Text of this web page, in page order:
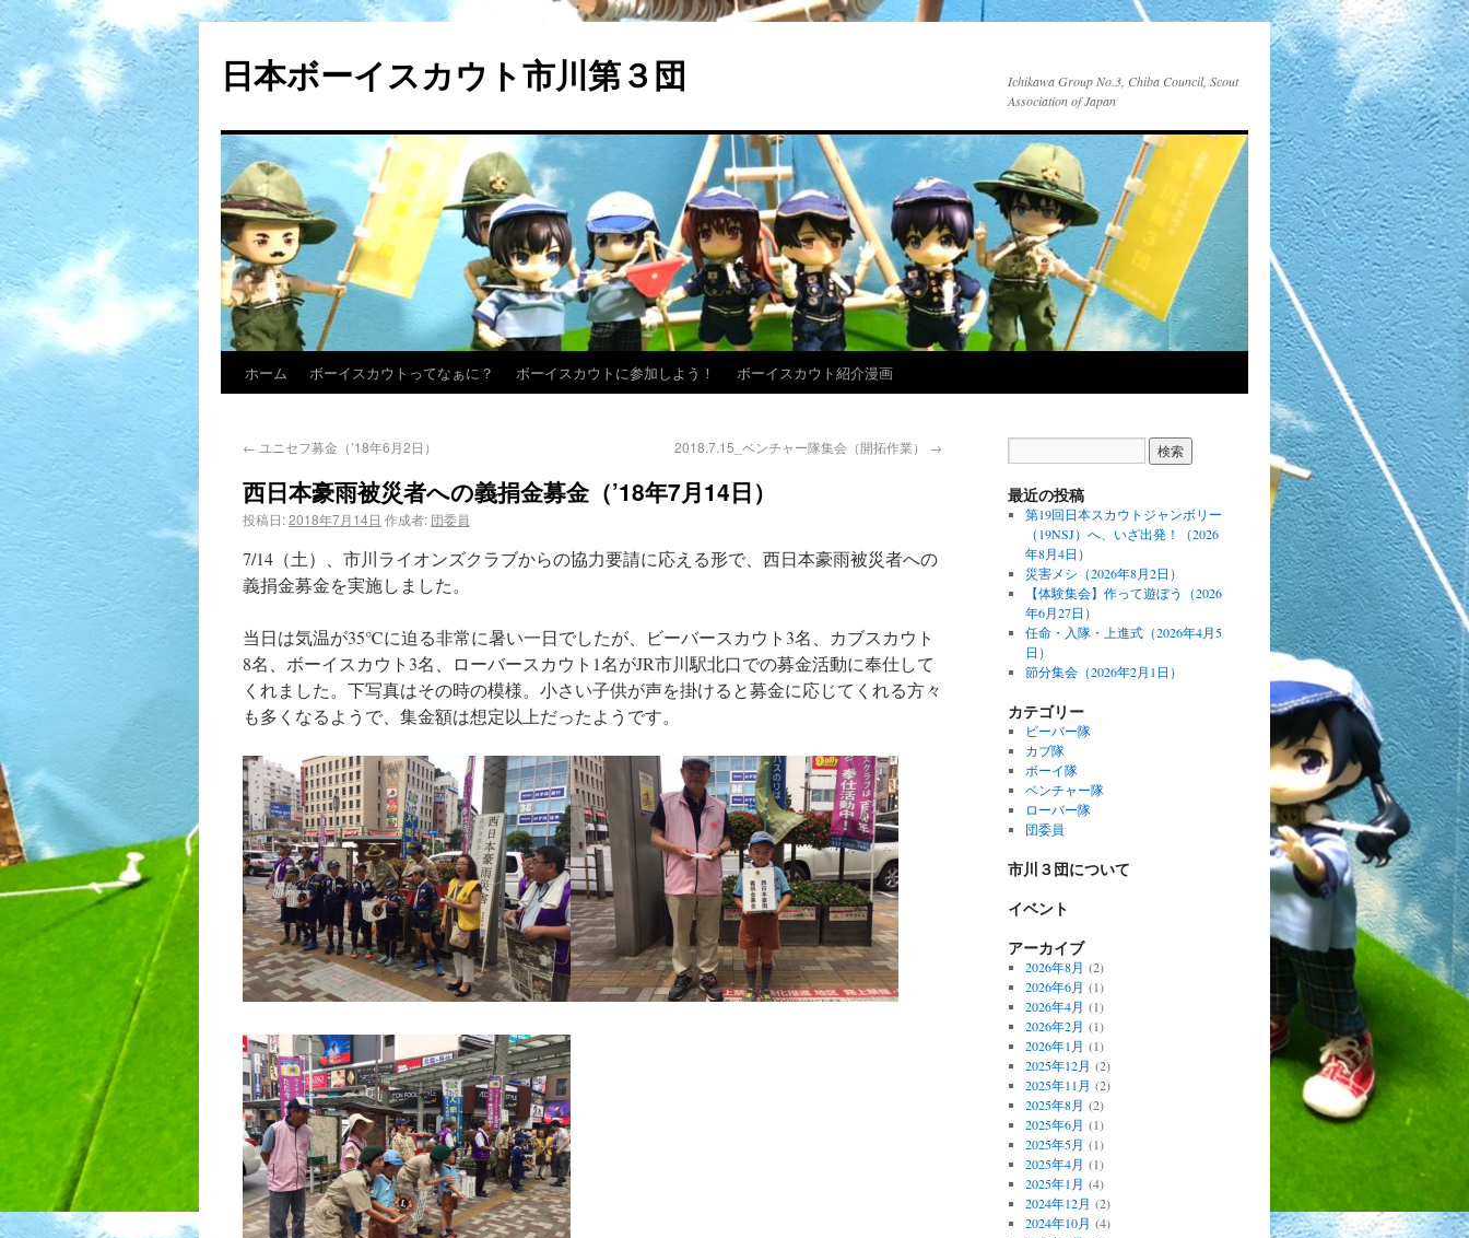
日本ボーイスカウト市川第３団
Ichikawa Group No.3, Chiba Council, Scout
Association of Japan
ホーム ボーイスカウトってなぁに？ ボーイスカウトに参加しよう！ ボーイスカウト紹介漫画
← ユニセフ募金（’18年6月2日） 2018.7.15_ベンチャー隊集会（開拓作業） →
西日本豪雨被災者への義捐金募金（’18年7月14日）
投稿日:2018年7月14日 作成者: 団委員
7/14（土）、市川ライオンズクラブからの協力要請に応える形で、西日本豪雨被災者への
義捐金募金を実施しました。
当日は気温が35℃に迫る非常に暑い一日でしたが、ビーバースカウト3名、カブスカウト
8名、ボーイスカウト3名、ローバースカウト1名がJR市川駅北口での募金活動に奉仕して
くれました。下写真はその時の模様。小さい子供が声を掛けると募金に応じてくれる方々
も多くなるようで、集金額は想定以上だったようです。
最近の投稿
第19回日本スカウトジャンボリー
（19NSJ）へ、いざ出発！（2026
年8月4日）
災害メシ（2026年8月2日）
【体験集会】作って遊ぼう（2026
年6月27日）
任命・入隊・上進式（2026年4月5
日）
節分集会（2026年2月1日）
カテゴリー
ビーバー隊
カブ隊
ボーイ隊
ベンチャー隊
ローバー隊
団委員
市川３団について
イベント
アーカイブ
2026年8月 (2)
2026年6月 (1)
2026年4月 (1)
2026年2月 (1)
2026年1月 (1)
2025年12月 (2)
2025年11月 (2)
2025年8月 (2)
2025年6月 (1)
2025年5月 (1)
2025年4月 (1)
2025年1月 (4)
2024年12月 (2)
2024年10月 (4)